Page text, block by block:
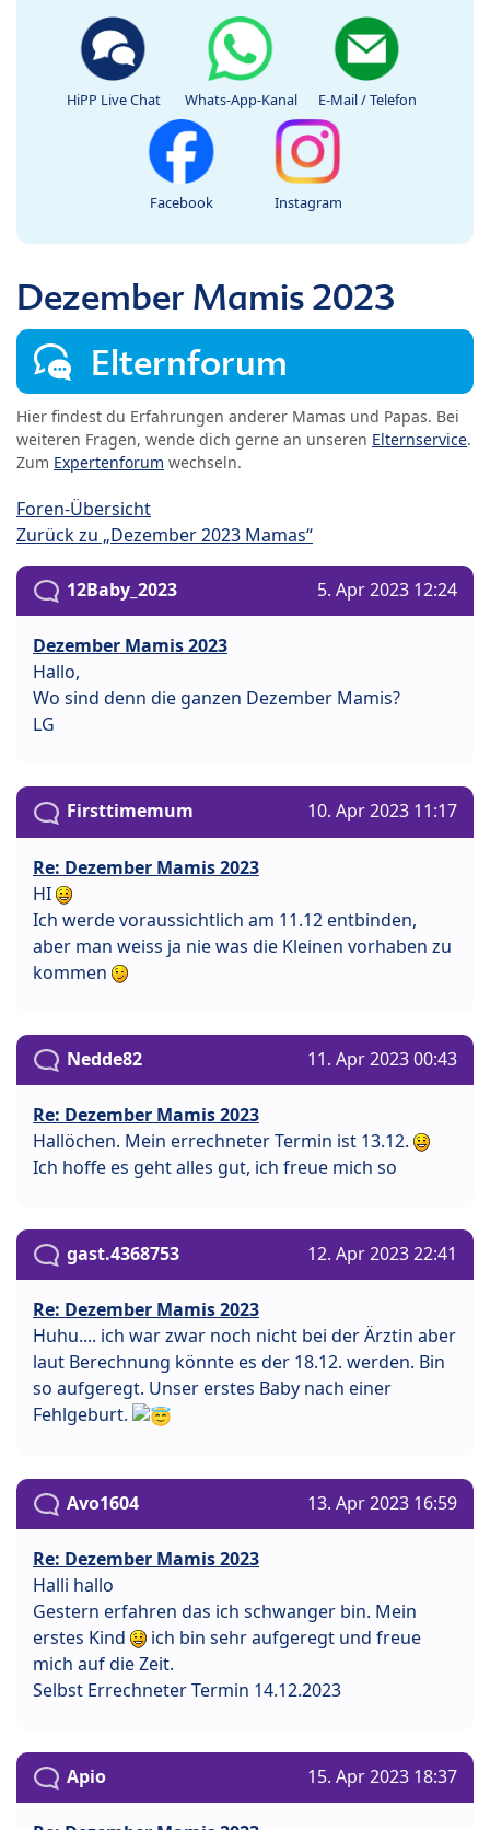
HiPP Live Chat Whats-App-Kanal E-Mail / Telefon
Facebook Instagram
Dezember Mamis 2023
Elternforum
Hier findest du Erfahrungen anderer Mamas und Papas. Bei
weiteren Fragen, wende dich gerne an unseren Elternservice.
Zum Expertenforum wechseln.
Foren-Übersicht
Zurück zu „Dezember 2023 Mamas“
12Baby_2023 5. Apr 2023 12:24
Dezember Mamis 2023
Hallo,
Wo sind denn die ganzen Dezember Mamis?
LG
Firsttimemum 10. Apr 2023 11:17
Re: Dezember Mamis 2023
HI
Ich werde voraussichtlich am 11.12 entbinden,
aber man weiss ja nie was die Kleinen vorhaben zu
kommen
Nedde82 11. Apr 2023 00:43
Re: Dezember Mamis 2023
Hallöchen. Mein errechneter Termin ist 13.12.
Ich hoffe es geht alles gut, ich freue mich so
gast.4368753 12. Apr 2023 22:41
Re: Dezember Mamis 2023
Huhu.... ich war zwar noch nicht bei der Ärztin aber
laut Berechnung könnte es der 18.12. werden. Bin
so aufgeregt. Unser erstes Baby nach einer
Fehlgeburt.
Avo1604 13. Apr 2023 16:59
Re: Dezember Mamis 2023
Halli hallo
Gestern erfahren das ich schwanger bin. Mein
erstes Kind
ich bin sehr aufgeregt und freue
mich auf die Zeit.
Selbst Errechneter Termin 14.12.2023
Apio 15. Apr 2023 18:37